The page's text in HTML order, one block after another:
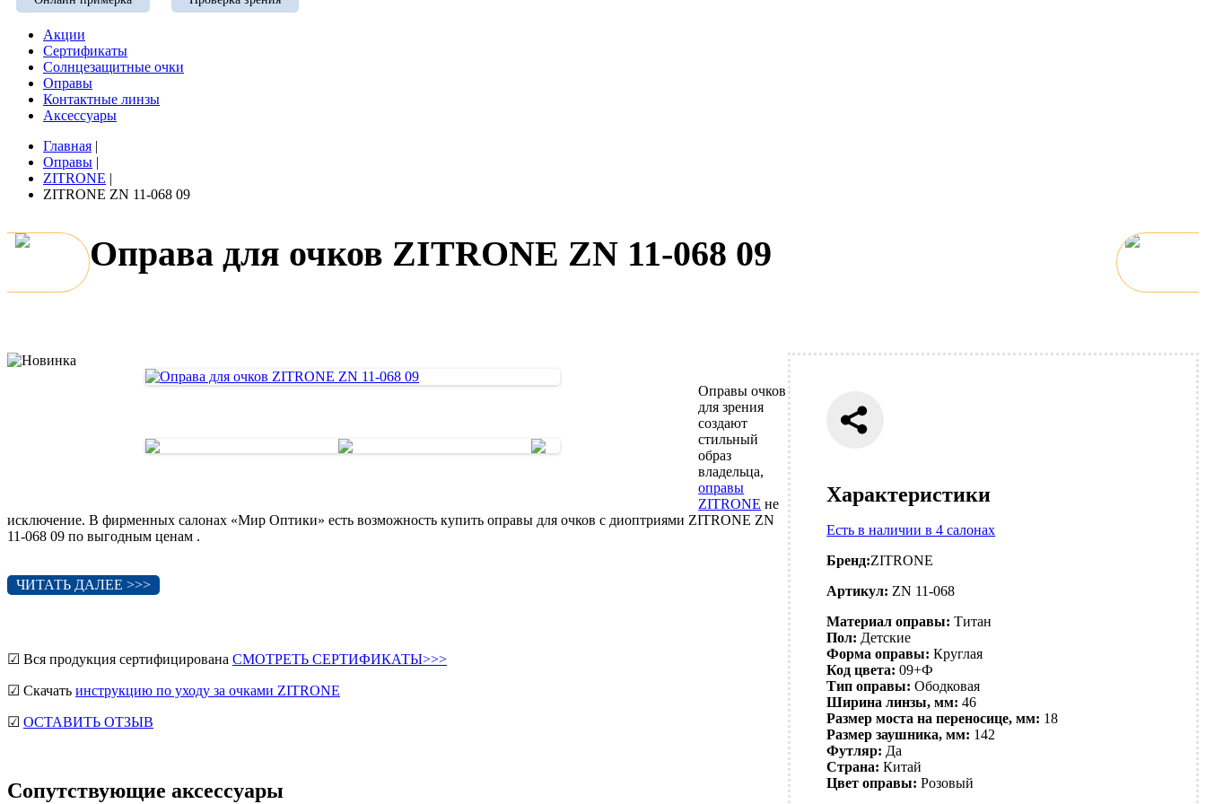
Акции
Сертификаты
Солнцезащитные очки
Оправы
Контактные линзы
Аксессуары
Главная |
Оправы |
ZITRONE |
ZITRONE ZN 11-068 09
Оправа для очков ZITRONE ZN 11-068 09
Характеристики
Есть в наличии в 4 салонах
Бренд:ZITRONE
Артикул: ZN 11-068
Материал оправы: Титан
Пол: Детские
Форма оправы: Круглая
Код цвета: 09+Ф
Тип оправы: Ободковая
Ширина линзы, мм: 46
Размер моста на переносице, мм: 18
Размер заушника, мм: 142
Футляр: Да
Страна: Китай
Цвет оправы: Розовый
Оправы очков
для зрения
создают
стильный
образ
владельца,
оправы
ZITRONE не
исключение. В фирменных салонах «Мир Оптики» есть возможность купить оправы для очков с диоптриями ZITRONE ZN
11-068 09 по выгодным ценам .
ЧИТАТЬ ДАЛЕЕ >>>
☑ Вся продукция сертифицирована СМОТРЕТЬ СЕРТИФИКАТЫ>>>
☑ Скачать инструкцию по уходу за очками ZITRONE
☑ ОСТАВИТЬ ОТЗЫВ
Сопутствующие аксессуары